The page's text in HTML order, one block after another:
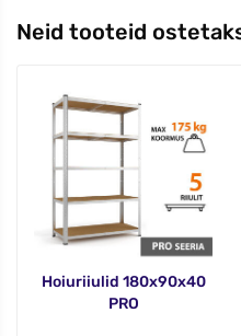
Neid tooteid
Hoiuriiulid 180x90x40
PRO